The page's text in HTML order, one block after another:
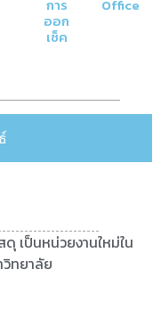
การ
ออก
เช็ค
Office
เป็นหน่วยงานใหม่ใน
ทยาลัย